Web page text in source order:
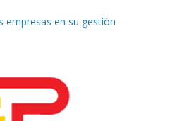
empresas en su gestión